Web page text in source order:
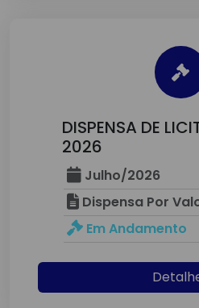
DISPENSA DE
2026
Julho/2026
Dispensa Por
Em Andamento